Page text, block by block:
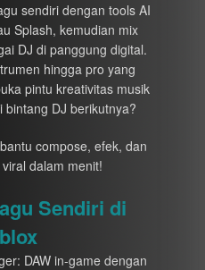
sendiri dengan tools AI
Splash, kemudian mix
DJ di panggung digital.
hingga pro yang
pintu kreativitas musik
bintang DJ berikutnya?
compose, efek, dan
dalam menit!
Sendiri di
DAW in-game dengan